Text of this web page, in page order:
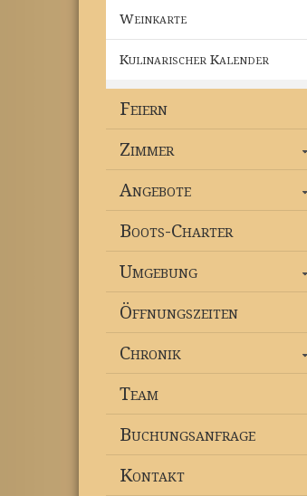
Weinkarte
Kulinarischer Kalender
Feiern
Zimmer
Angebote
Boots-Charter
Umgebung
Öffnungszeiten
Chronik
Team
Buchungsanfrage
Kontakt